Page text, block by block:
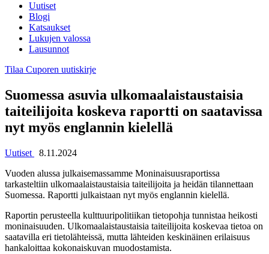
Uutiset
Blogi
Katsaukset
Lukujen valossa
Lausunnot
Tilaa Cuporen uutiskirje
Suomessa asuvia ulkomaalaistaustaisia
taiteilijoita koskeva raportti on saatavissa
nyt myös englannin kielellä
Uutiset
8.11.2024
Vuoden alussa julkaisemassamme Moninaisuusraportissa
tarkasteltiin ulkomaalaistaustaisia taiteilijoita ja heidän tilannettaan
Suomessa. Raportti julkaistaan nyt myös englannin kielellä.
Raportin perusteella kulttuuripolitiikan tietopohja tunnistaa heikosti
moninaisuuden. Ulkomaalaistaustaisia taiteilijoita koskevaa tietoa on
saatavilla eri tietolähteissä, mutta lähteiden keskinäinen erilaisuus
hankaloittaa kokonaiskuvan muodostamista.